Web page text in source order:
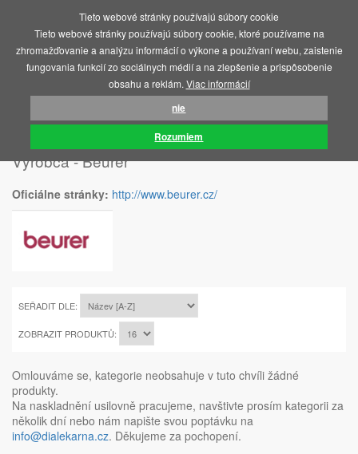
ÚVOD BEURER
Výrobca - Beurer
Oficiálne stránky: http://www.beurer.cz/
SEŘADIT DLE:
ZOBRAZIT PRODUKTŮ:
Omlouváme se, kategorie neobsahuje v tuto chvíli žádné
produkty.
Na naskladnění usilovně pracujeme, navštivte prosím kategorii za
několik dní nebo nám napište svou poptávku na
info@dialekarna.cz. Děkujeme za pochopení.
Tieto webové stránky používajú súbory cookie
Tieto webové stránky používajú súbory cookie, ktoré používame na
zhromažďovanie a analýzu informácií o výkone a používaní webu, zaistenie
fungovania funkcií zo sociálnych médií a na zlepšenie a prispôsobenie
obsahu a reklám. Viac informácií
nie
Rozumiem